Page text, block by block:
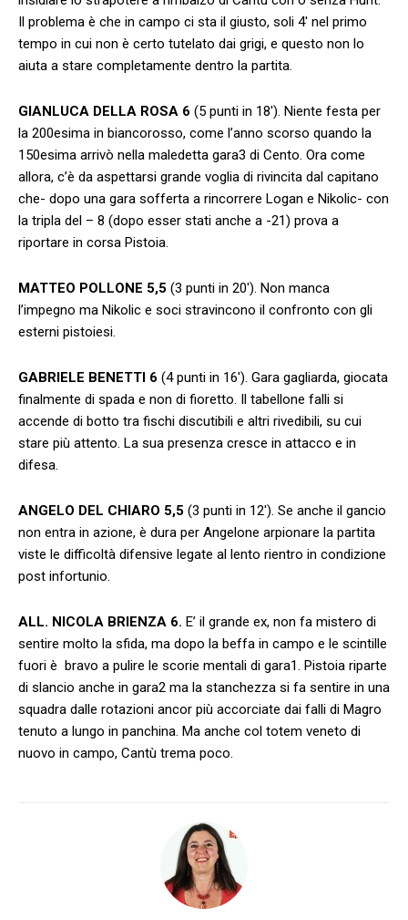
Il problema è che in campo ci sta il giusto, soli 4′ nel primo
tempo in cui non è certo tutelato dai grigi, e questo non lo
aiuta a stare completamente dentro la partita.
GIANLUCA DELLA ROSA 6 (5 punti in 18′). Niente festa per
la 200esima in biancorosso, come l’anno scorso quando la
150esima arrivò nella maledetta gara3 di Cento. Ora come
allora, c’è da aspettarsi grande voglia di rivincita dal capitano
che- dopo una gara sofferta a rincorrere Logan e Nikolic- con
la tripla del – 8 (dopo esser stati anche a -21) prova a
riportare in corsa Pistoia.
MATTEO POLLONE 5,5 (3 punti in 20′). Non manca
l’impegno ma Nikolic e soci stravincono il confronto con gli
esterni pistoiesi.
GABRIELE BENETTI 6 (4 punti in 16′). Gara gagliarda, giocata
finalmente di spada e non di fioretto. Il tabellone falli si
accende di botto tra fischi discutibili e altri rivedibili, su cui
stare più attento. La sua presenza cresce in attacco e in
difesa.
ANGELO DEL CHIARO 5,5 (3 punti in 12′). Se anche il gancio
non entra in azione, è dura per Angelone arpionare la partita
viste le difficoltà difensive legate al lento rientro in condizione
post infortunio.
ALL. NICOLA BRIENZA 6. E’ il grande ex, non fa mistero di
sentire molto la sfida, ma dopo la beffa in campo e le scintille
fuori è bravo a pulire le scorie mentali di gara1. Pistoia riparte
di slancio anche in gara2 ma la stanchezza si fa sentire in una
squadra dalle rotazioni ancor più accorciate dai falli di Magro
tenuto a lungo in panchina. Ma anche col totem veneto di
nuovo in campo, Cantù trema poco.